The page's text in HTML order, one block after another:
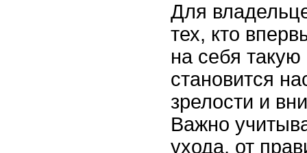
Для
тех, кто
на себя такую
становится
зрелости и
Важно
ухода, от